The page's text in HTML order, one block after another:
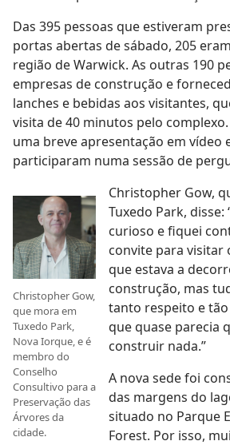
Das 395 pessoas que estiveram
portas abertas de sábado, 205
região de Warwick. As outras 190
empresas de construção e
lanches e bebidas aos visitantes,
visita de 40 minutos pelo
uma breve apresentação em vídeo
participaram numa sessão de
Christopher Gow,
que mora em
Tuxedo Park,
Nova Iorque, e é
membro do
Conselho
Consultivo para a
Preservação das
Árvores da
cidade.
Christopher Gow,
Tuxedo Park, disse:
curioso e fiquei
convite para visitar
que estava a
construção, mas
tanto respeito e
que quase parecia
construir nada.”
A nova sede foi
das margens do
situado no Parque
Forest. Por isso,